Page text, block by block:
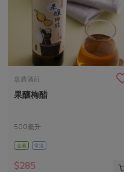
美妝保養
家庭清潔
日用品
素食專區
主題食譜
異國料理
年菜食譜
高麗菜海鮮煎餅
2024農業發展計畫年度報告
更多議題活動
把最好的台灣味帶回家！
生活者e週報
綠主張月刊
社務專區
選舉專區
媒體報導
地區活動
嘉農酒莊
果釀梅醋
500毫升
全素 常溫
$285